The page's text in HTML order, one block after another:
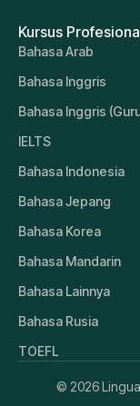
Kursus
Bahasa Arab
Bahasa Inggris
Bahasa Inggris
IELTS
Bahasa Indonesia
Bahasa Jepang
Bahasa Korea
Bahasa Mandarin
Bahasa Lainnya
Bahasa Rusia
TOEFL
© 2026 Lingua